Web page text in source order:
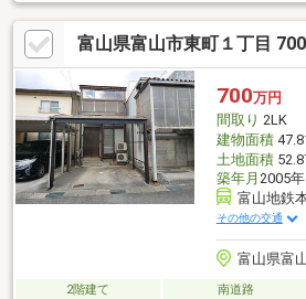
富山県富山市東町１丁目
700万円
間取り 2LK
建物面積
土地面積
築年月 2005
富山地鉄
その他の交通
富山県富
2階建て 南道路